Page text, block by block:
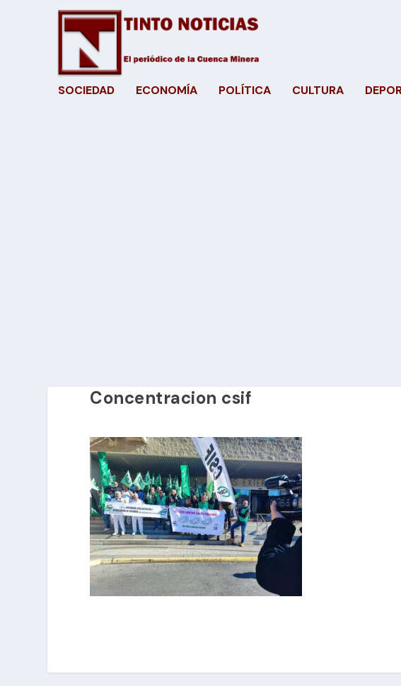
SOCIEDAD ECONOMÍA POLÍTICA CULTURA
Concentracion csif